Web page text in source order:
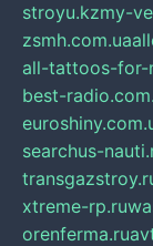
stroyu.kzmy-
zsmh.com.ua
all-tattoos-for-
best-
searchus-
xtreme-rp.ru
orenferma.ru